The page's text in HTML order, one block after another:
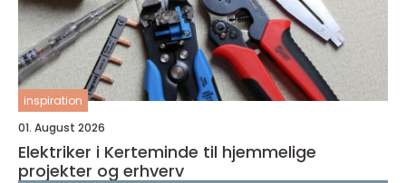
inspiration
01. August 2026
Elektriker i Kerteminde til hjemmelige
projekter og erhverv